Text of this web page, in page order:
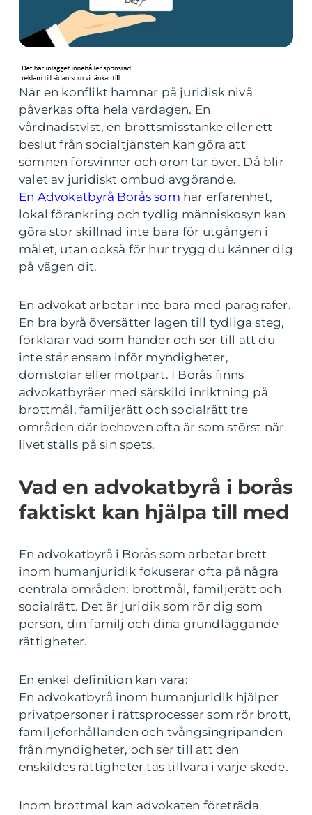
När en konflikt hamnar på juridisk nivå
påverkas ofta hela vardagen. En
vårdnadstvist, en brottsmisstanke eller ett
beslut från socialtjänsten kan göra att
sömnen försvinner och oron tar över. Då blir
valet av juridiskt ombud avgörande.
En Advokatbyrå Borås som har erfarenhet,
lokal förankring och tydlig människosyn kan
göra stor skillnad inte bara för utgången i
målet, utan också för hur trygg du känner dig
på vägen dit.
En advokat arbetar inte bara med paragrafer.
En bra byrå översätter lagen till tydliga steg,
förklarar vad som händer och ser till att du
inte står ensam inför myndigheter,
domstolar eller motpart. I Borås finns
advokatbyråer med särskild inriktning på
brottmål, familjerätt och socialrätt tre
områden där behoven ofta är som störst när
livet ställs på sin spets.
Vad en advokatbyrå i borås
faktiskt kan hjälpa till med
En advokatbyrå i Borås som arbetar brett
inom humanjuridik fokuserar ofta på några
centrala områden: brottmål, familjerätt och
socialrätt. Det är juridik som rör dig som
person, din familj och dina grundläggande
rättigheter.
En enkel definition kan vara:
En advokatbyrå inom humanjuridik hjälper
privatpersoner i rättsprocesser som rör brott,
familjeförhållanden och tvångsingripanden
från myndigheter, och ser till att den
enskildes rättigheter tas tillvara i varje skede.
Inom brottmål kan advokaten företräda